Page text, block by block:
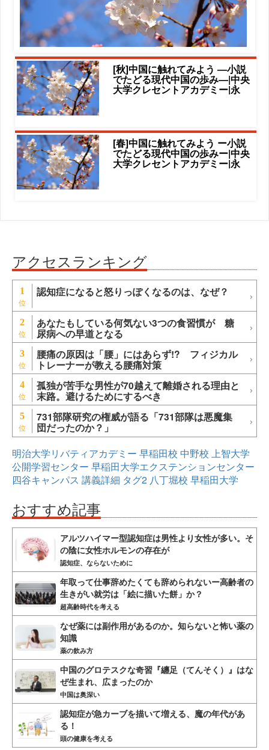
[秋]中国に触れてみよう ―小説
でたどる現代中国の歩み―|中央
大学クレセントアカデミー|永
[春]中国に触れてみよう ー小説
でたどる現代中国の歩みー|中央
大学クレセントアカデミー|永
アクセスランキング
1 認知症になると怒りっぽくなるのは、なぜ？
2 あなたもしている何気ない3つの食習慣が 糖
尿病への早道となる
3 腰痛の原因は「腰」にはあらず!? フィジカル
トレーナーが教える腰痛対策
4 孤独が苦手な男性が70越えて離婚される理由と
末路。避けるためにするべき
5 731部隊研究の権威が語る「731部隊は悪魔集
団だったのか？」
明治大学リバティアカデミー 早稲田校 中野校 上智大学
公開学習センター 早稲田大学エクステンションセンター
四谷キャンパス 講義詳細 タグ2 八丁堀校 早稲田大学
おすすめ記事
アルツハイマー型認知症は男性より女性が多い。そ
の陰に女性ホルモンの存在が
認知症、ならないために
年取って仕事辞めたくても辞められないー高齢者の
生きがい就労は「絵に描いた餅」か？
超高齢時代を考える
なぜ薬には副作用があるのか。知らないと怖い薬の
知識
薬の飲み方
中国のグロテスクな奇習『纏足（てんそく）』はな
ぜ生まれ、広まったのか
中国は奥深い
認知症が急カーブを描いて増える、魔の年代があ
る！
頭の健康を考える